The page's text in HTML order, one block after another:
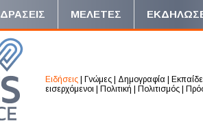
ΔΡΑΣΕΙΣ ΜΕΛΕΤΕΣ
Ειδήσεις| Γνώμες| Δημογραφία
εισερχόμενοι| Πολιτική Πολιτισμός|